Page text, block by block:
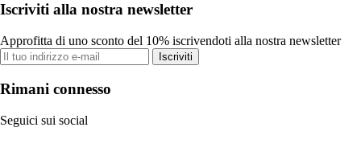
Iscriviti alla nostra newsletter
Approfitta di uno sconto del 10% iscrivendoti alla nostra newsletter
Iscriviti
Rimani connesso
Seguici sui social